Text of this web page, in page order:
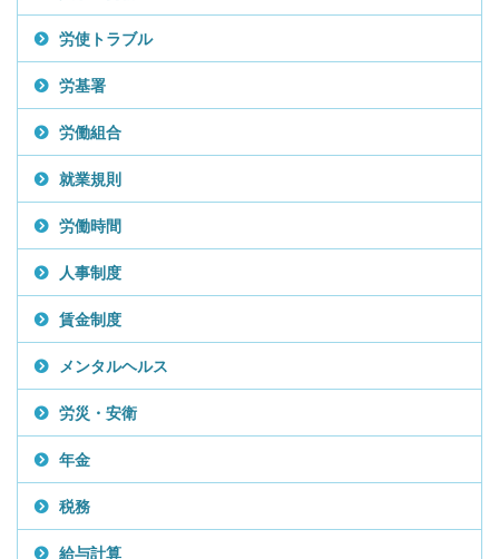
労使トラブル
労基署
労働組合
就業規則
労働時間
人事制度
賃金制度
メンタルヘルス
労災・安衛
年金
税務
給与計算